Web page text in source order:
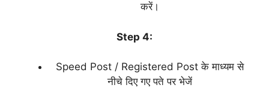
करें।
Step 4:
Speed Post / Registered Post के माध्यम से
नीचे दिए गए पते पर भेजें